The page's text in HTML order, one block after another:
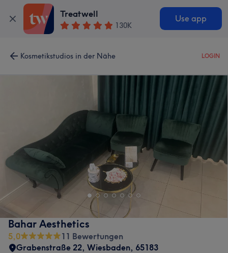
Treatwell
130K
Use app
Kosmetikstudios in der Nähe LOGIN
Bahar Aesthetics
5,0
11 Bewertungen
Grabenstraße 22, Wiesbaden, 65183